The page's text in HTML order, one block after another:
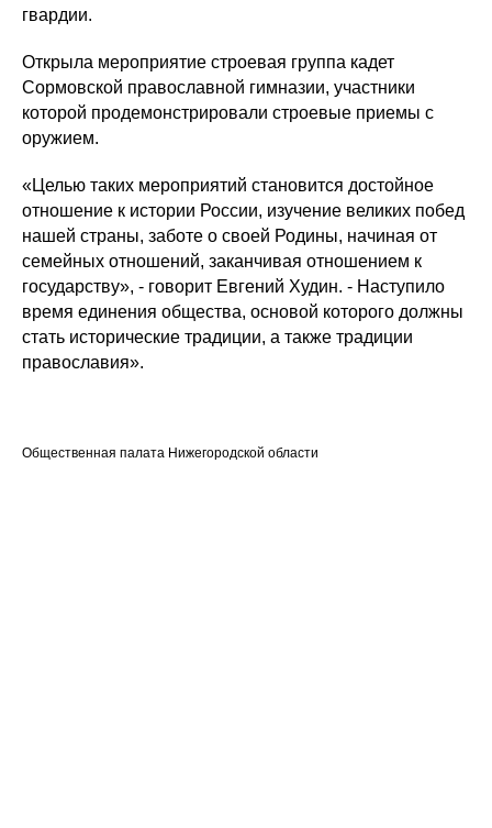
гвардии.
Открыла мероприятие строевая группа кадет
Сормовской православной гимназии, участники
которой продемонстрировали строевые приемы с
оружием.
«Целью таких мероприятий становится достойное
отношение к истории России, изучение великих побед
нашей страны, заботе о своей Родины, начиная от
семейных отношений, заканчивая отношением к
государству», - говорит Евгений Худин. - Наступило
время единения общества, основой которого должны
стать исторические традиции, а также традиции
православия».
Общественная палата Нижегородской области